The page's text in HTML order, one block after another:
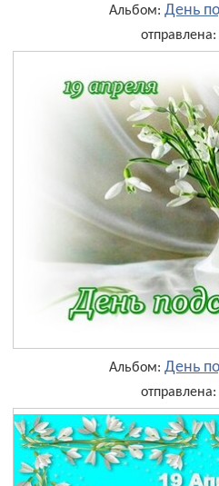
Альбом: День
отправлена:
Альбом: День
отправлена: